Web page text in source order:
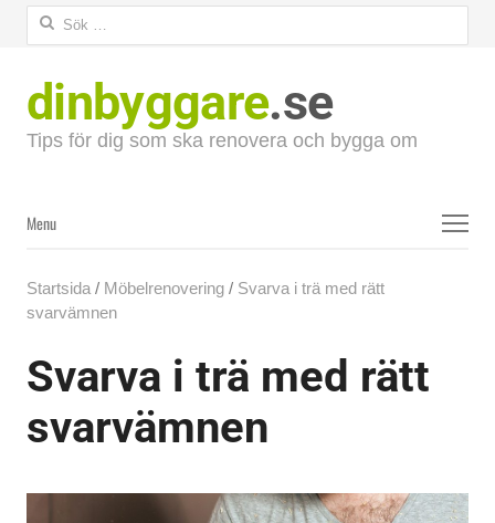
Sök
dinbyggare.se
Tips för dig som ska renovera och bygga om
Menu
Menu
Startsida / Möbelrenovering / Svarva i trä med rätt
svarvämnen
Svarva i trä med rätt
svarvämnen